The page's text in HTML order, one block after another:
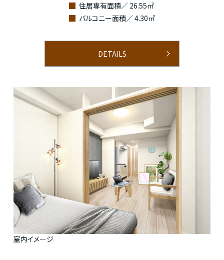
住居専有面積／ 26.55㎡
バルコニー面積／ 4.30㎡
DETAILS
室内イメージ